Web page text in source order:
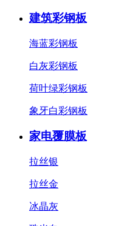
建筑彩钢板
海蓝彩钢板
白灰彩钢板
荷叶绿彩钢板
象牙白彩钢板
家电覆膜板
拉丝银
拉丝金
冰晶灰